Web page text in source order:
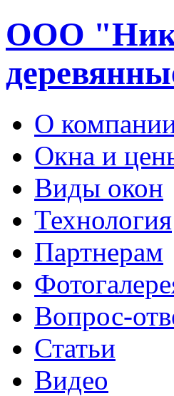
ООО
О
Окна и
Виды окон
Технология
Партнерам
Вопрос-
Статьи
Видео